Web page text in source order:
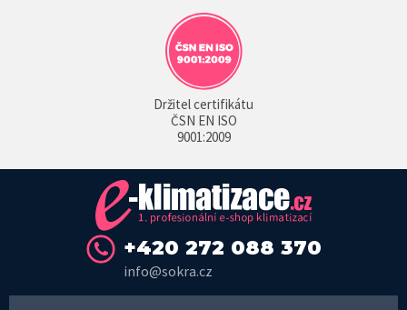
Držitel certifikátu
ČSN EN ISO
9001:2009
+420 272 088 370
info@sokra.cz